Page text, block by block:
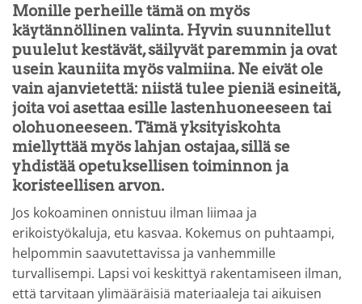
Monille perheille tämä on myös
käytännöllinen valinta. Hyvin suunnitellut
puulelut kestävät, säilyvät paremmin ja ovat
usein kauniita myös valmiina. Ne eivät ole
vain ajanvietettä: niistä tulee pieniä esineitä,
joita voi asettaa esille lastenhuoneeseen tai
olohuoneeseen. Tämä yksityiskohta
miellyttää myös lahjan ostajaa, sillä se
yhdistää opetuksellisen toiminnon ja
koristeellisen arvon.
Jos kokoaminen onnistuu ilman liimaa ja
erikoistyökaluja, etu kasvaa. Kokemus on puhtaampi,
helpommin saavutettavissa ja vanhemmille
turvallisempi. Lapsi voi keskittyä rakentamiseen ilman,
että tarvitaan ylimääräisiä materiaaleja tai aikuisen